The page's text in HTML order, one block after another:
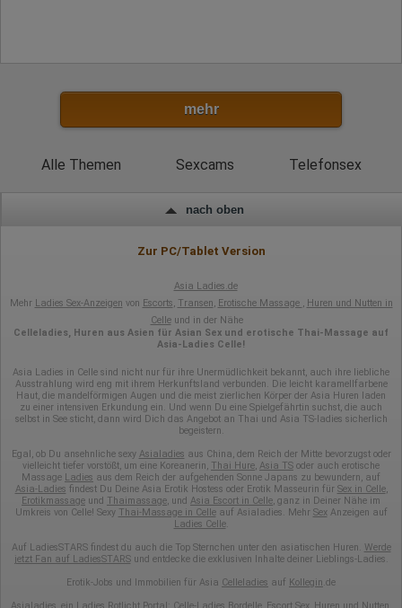
mehr
Alle Themen Sexcams Telefonsex
nach oben
Zur PC/Tablet Version
Asia Ladies.de
Mehr Ladies Sex-Anzeigen von Escorts, Transen, Erotische Massage , Huren und Nutten in
Celleund in der Nähe
Celleladies, Huren aus Asien für Asian Sex und erotische Thai-Massage auf
Asia-Ladies Celle!
Asia Ladies in Celle sind nicht nur für ihre Unermüdlichkeit bekannt, auch ihre liebliche
Ausstrahlung wird eng mit ihrem Herkunftsland verbunden. Die leicht karamellfarbene
Haut, die mandelförmigen Augen und die meist zierlichen Körper der Asia Huren laden
zu einer intensiven Erkundung ein. Und wenn Du eine Spielgefährtin suchst, die auch
selbst in See sticht, dann wird Dich das Angebot an Thai und Asia TS-ladies sicherlich
begeistern.
Egal, ob Du ansehnliche sexy Asialadies aus China, dem Reich der Mitte bevorzugst oder
vielleicht tiefer vorstößt, um eine Koreanerin, Thai Hure, Asia TS oder auch erotische
Massage Ladies aus dem Reich der aufgehenden Sonne Japans zu bewundern, auf
Asia-Ladies findest Du Deine Asia Erotik Hostess oder Erotik Masseurin für Sex in Celle,
Erotikmassage und Thaimassage, und Asia Escort in Celle, ganz in Deiner Nähe im
Umkreis von Celle! Sexy Thai-Massage in Celleauf Asialadies. Mehr SexAnzeigen auf
Ladies Celle.
Auf LadiesSTARS findest du auch die Top Sternchen unter den asiatischen Huren. Werde
jetzt Fan auf LadiesSTARSund entdecke die exklusiven Inhalte deiner Lieblings-Ladies.
Erotik-Jobs und Immobilien für Asia Celleladies auf Kollegin.de